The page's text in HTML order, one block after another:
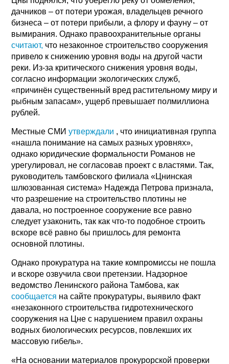
дачников – от потери урожая, владельцев речного
бизнеса – от потери прибыли, а флору и фауну – от
вымирания. Однако правоохранительные органы
считают, что незаконное строительство сооружения
привело к снижению уровня воды на другой части
реки. Из-за критического снижения уровня воды,
согласно информации экологических служб,
«причинён существенный вред растительному миру и
рыбным запасам», ущерб превышает полмиллиона
рублей.
Местные СМИутверждали , что инициативная группа
«нашла понимание на самых разных уровнях»,
однако юридические формальности Романов не
урегулировал, не согласовав проект с властями. Так,
руководитель тамбовского филиала «Цнинская
шлюзованная система» Надежда Петрова признала,
что разрешение на строительство плотины не
давала, но построенное сооружение все равно
следует узаконить, так как что-то подобное строить
вскоре всё равно бы пришлось для ремонта
основной плотины.
Однако прокуратура на такие компромиссы не пошла
и вскоре озвучила свои претензии. Надзорное
ведомство Ленинского района Тамбова, как
сообщается на сайте прокуратуры, выявило факт
«незаконного строительства гидротехнического
сооружения на Цне с нарушением правил охраны
водных биологических ресурсов, повлекших их
массовую гибель».
«На основании материалов прокурорской проверки